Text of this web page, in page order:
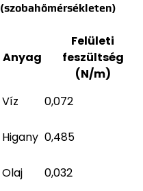
(szobahőmérsékleten)
Anyag
Felületi
feszültség
(N/m)
Víz 0,072
Higany 0,485
Olaj
0,032